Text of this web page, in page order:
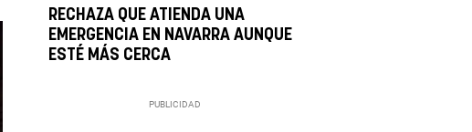
RECHAZA QUE ATIENDA UNA
EMERGENCIA EN NAVARRA AUNQUE
ESTÉ MÁS CERCA